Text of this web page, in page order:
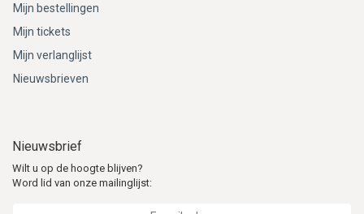
Mijn bestellingen
Mijn tickets
Mijn verlanglijst
Nieuwsbrieven
Nieuwsbrief
Wilt u op de hoogte blijven?
Word lid van onze mailinglijst: